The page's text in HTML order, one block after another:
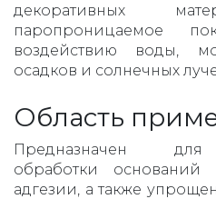
декоративных
паропроницаемое
воздействию воды,
осадков и солнечных
Область
Предназначен для
обработки
адгезии, а также